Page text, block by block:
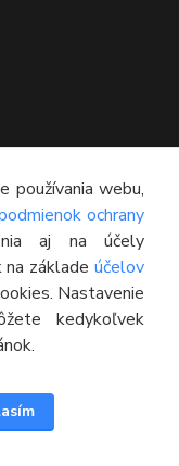
používania webu,
ochrany
aj na účely
na základeúčelov
Nastavenie
kedykoľvek